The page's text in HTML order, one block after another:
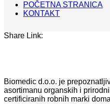
POČETNA STRANICA
KONTAKT
Share Link:
Biomedic d.o.o. je
asortimanu organskih i
certificiranih robnih marki